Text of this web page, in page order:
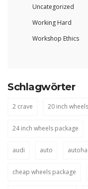
Uncategorized
Working Hard
Workshop Ethics
Schlagwörter
2 crave 20 inch
24 inch wheels package
audi auto
cheap wheels package